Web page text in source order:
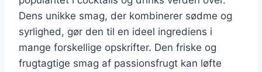
Dens unikke smag, der kombinerer sødme og
syrlighed, gør den til en ideel ingrediens i
mange forskellige opskrifter. Den friske og
frugtagtige smag af passionsfrugt kan løfte